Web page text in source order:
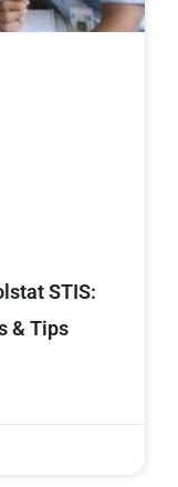
STIS:
& Tips